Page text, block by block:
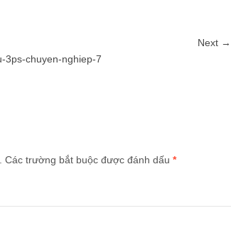
Next →
3ps-chuyen-nghiep-7
Các trường bắt buộc được đánh dấu *